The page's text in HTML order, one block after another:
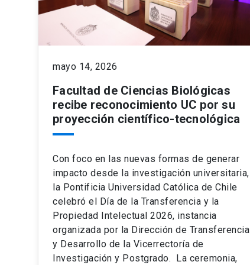
mayo 14, 2026
Facultad de Ciencias Biológicas
recibe reconocimiento UC por su
proyección científico-tecnológica
Con foco en las nuevas formas de generar
impacto desde la investigación universitaria,
la Pontificia Universidad Católica de Chile
celebró el Día de la Transferencia y la
Propiedad Intelectual 2026, instancia
organizada por la Dirección de Transferencia
y Desarrollo de la Vicerrectoría de
Investigación y Postgrado. La ceremonia,